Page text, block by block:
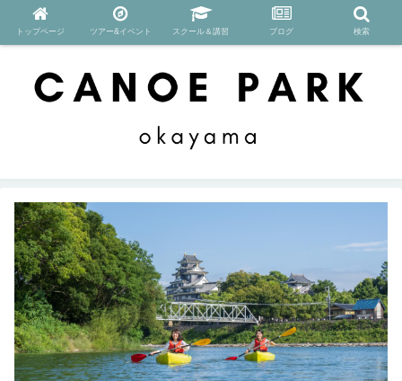
トップページ ツアー&イベント スクール＆講習 ブログ 検索